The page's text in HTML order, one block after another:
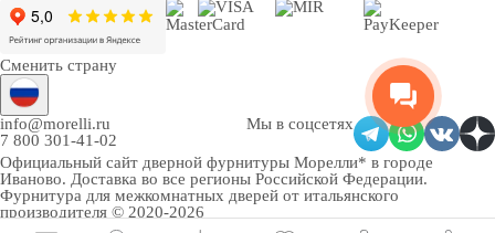
Сменить страну
info@morelli.ru
7 800 301-41-02
Мы в соцсетях
Официальный сайт дверной фурнитуры Морелли* в городе
Иваново. Доставка во все регионы Российской Федерации.
Фурнитура для межкомнатных дверей от итальянского
производителя © 2020-2026